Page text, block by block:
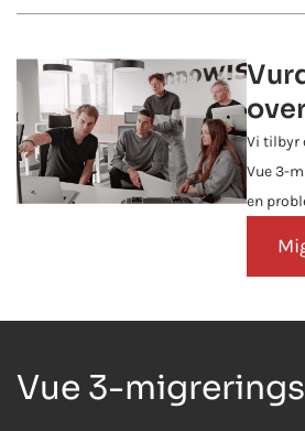
Vi tilbyr
Vue 3-
en
Vue 3-